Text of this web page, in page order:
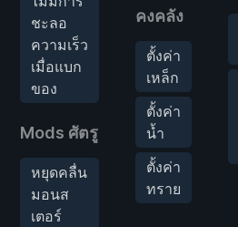
ชะลอ
ความเร็ว
เมื่อแบก
ของ
Mods ศัตรู
หยุดคลื่น
มอนส
เตอร์
คงคลัง
ตั้งค่า
เหล็ก
ตั้งค่า
น้ำ
ตั้งค่า
ทราย